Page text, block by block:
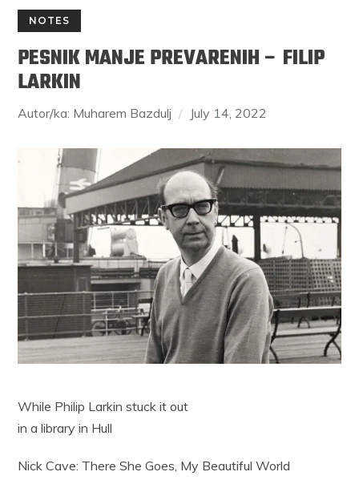
NOTES
PESNIK MANJE PREVARENIH – FILIP
LARKIN
Autor/ka: Muharem Bazdulj July 14, 2022
While Philip Larkin stuck it out
in a library in Hull
Nick Cave: There She Goes, My Beautiful World